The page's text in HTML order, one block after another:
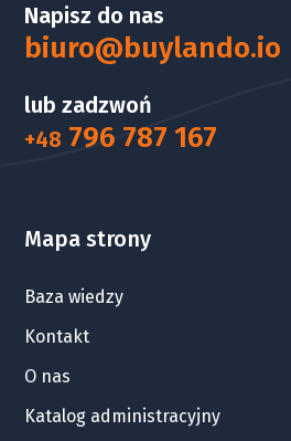
Napisz do nas
biuro@buylando.io
lub zadzwoń
+48 796 787 167
Mapa strony
Baza wiedzy
Kontakt
O nas
Katalog administracyjny